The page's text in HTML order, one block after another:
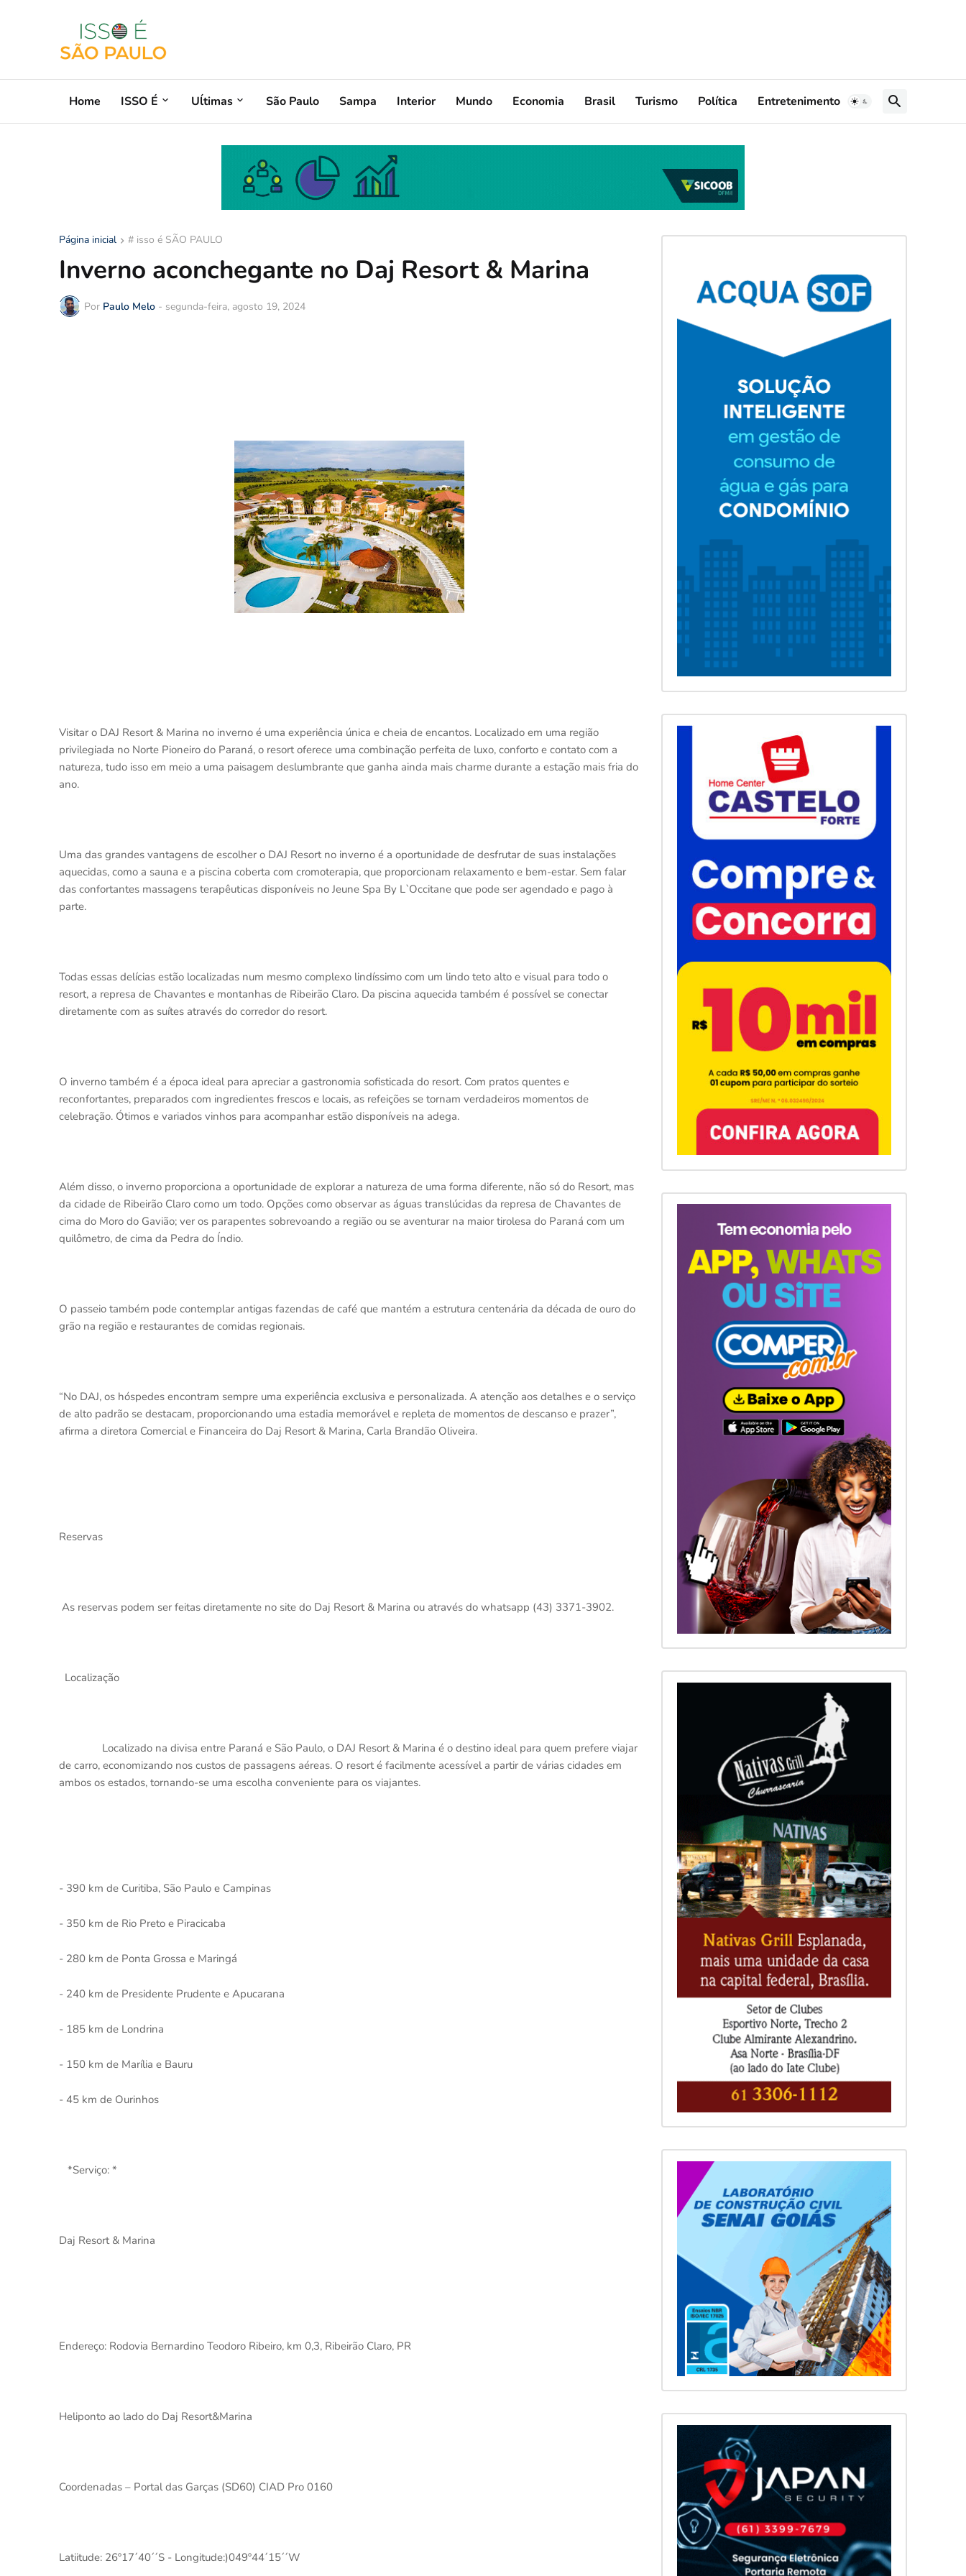
Home ISSO É Uĺtimas São Paulo Sampa Interior Mundo Economia Brasil Turismo Política Entretenimento
Página inicial # isso é SÃO PAULO
Inverno aconchegante no Daj Resort & Marina
Por Paulo Melo - segunda-feira, agosto 19, 2024
Visitar o DAJ Resort & Marina no inverno é uma experiência única e cheia de encantos. Localizado em uma região
privilegiada no Norte Pioneiro do Paraná, o resort oferece uma combinação perfeita de luxo, conforto e contato com a
natureza, tudo isso em meio a uma paisagem deslumbrante que ganha ainda mais charme durante a estação mais fria do
ano.
Uma das grandes vantagens de escolher o DAJ Resort no inverno é a oportunidade de desfrutar de suas instalações
aquecidas, como a sauna e a piscina coberta com cromoterapia, que proporcionam relaxamento e bem-estar. Sem falar
das confortantes massagens terapêuticas disponíveis no Jeune Spa By L`Occitane que pode ser agendado e pago à
parte.
Todas essas delícias estão localizadas num mesmo complexo lindíssimo com um lindo teto alto e visual para todo o
resort, a represa de Chavantes e montanhas de Ribeirão Claro. Da piscina aquecida também é possível se conectar
diretamente com as suítes através do corredor do resort.
O inverno também é a época ideal para apreciar a gastronomia sofisticada do resort. Com pratos quentes e
reconfortantes, preparados com ingredientes frescos e locais, as refeições se tornam verdadeiros momentos de
celebração. Ótimos e variados vinhos para acompanhar estão disponíveis na adega.
Além disso, o inverno proporciona a oportunidade de explorar a natureza de uma forma diferente, não só do Resort, mas
da cidade de Ribeirão Claro como um todo. Opções como observar as águas translúcidas da represa de Chavantes de
cima do Moro do Gavião; ver os parapentes sobrevoando a região ou se aventurar na maior tirolesa do Paraná com um
quilômetro, de cima da Pedra do Índio.
O passeio também pode contemplar antigas fazendas de café que mantém a estrutura centenária da década de ouro do
grão na região e restaurantes de comidas regionais.
“No DAJ, os hóspedes encontram sempre uma experiência exclusiva e personalizada. A atenção aos detalhes e o serviço
de alto padrão se destacam, proporcionando uma estadia memorável e repleta de momentos de descanso e prazer”,
afirma a diretora Comercial e Financeira do Daj Resort & Marina, Carla Brandão Oliveira.
Reservas
As reservas podem ser feitas diretamente no site do Daj Resort & Marina ou através do whatsapp (43) 3371-3902.
Localização
Localizado na divisa entre Paraná e São Paulo, o DAJ Resort & Marina é o destino ideal para quem prefere viajar
de carro, economizando nos custos de passagens aéreas. O resort é facilmente acessível a partir de várias cidades em
ambos os estados, tornando-se uma escolha conveniente para os viajantes.
- 390 km de Curitiba, São Paulo e Campinas
- 350 km de Rio Preto e Piracicaba
- 280 km de Ponta Grossa e Maringá
- 240 km de Presidente Prudente e Apucarana
- 185 km de Londrina
- 150 km de Marília e Bauru
- 45 km de Ourinhos
*Serviço: *
Daj Resort & Marina
Endereço: Rodovia Bernardino Teodoro Ribeiro, km 0,3, Ribeirão Claro, PR
Heliponto ao lado do Daj Resort&Marina
Coordenadas – Portal das Garças (SD60) CIAD Pro 0160
Latiitude: 26º17´40´´S - Longitude:)049º44´15´´W